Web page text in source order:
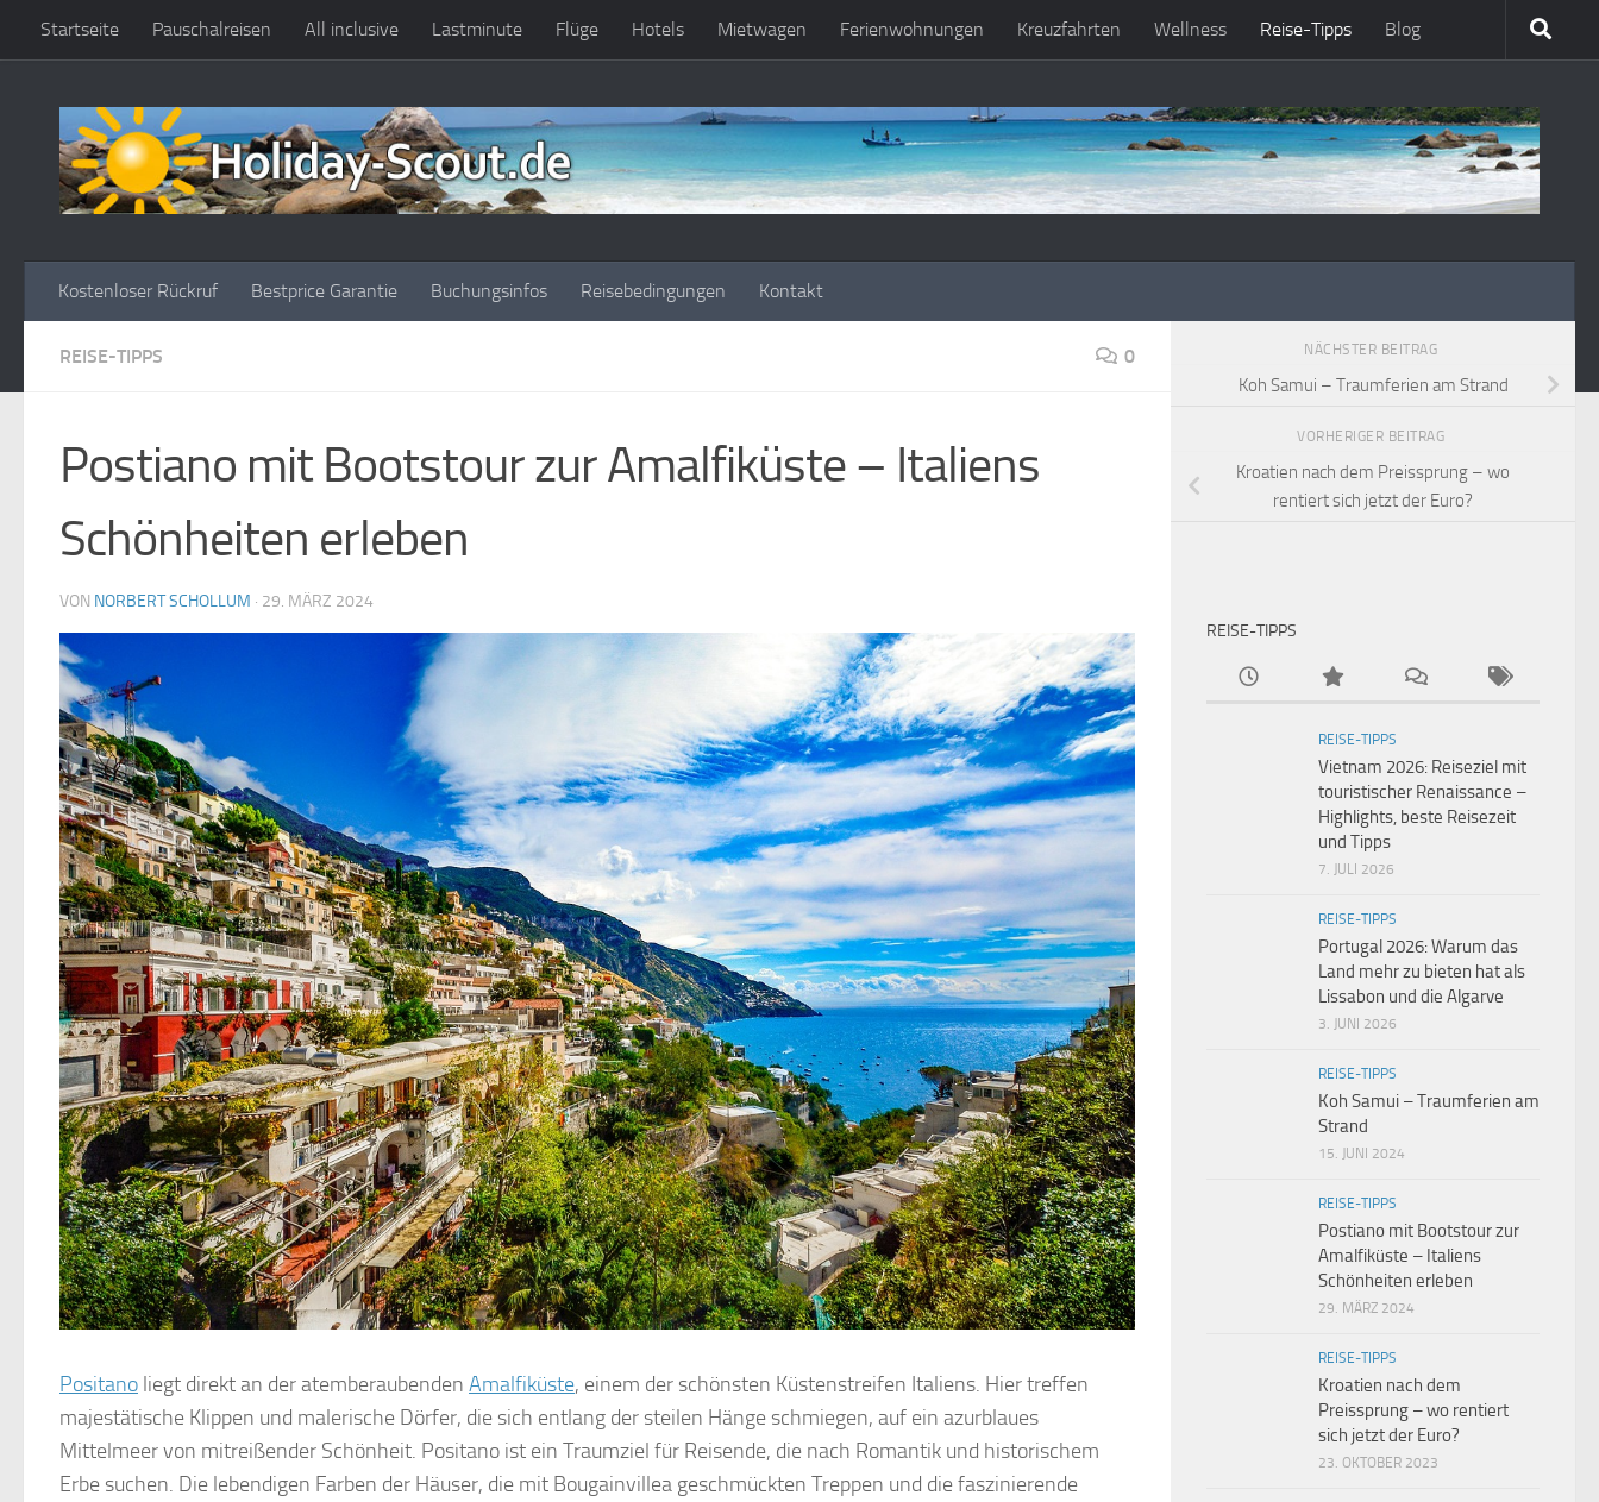
Zum Inhalt springen
Startseite Pauschalreisen All inclusive Lastminute Flüge Hotels Mietwagen Ferienwohnungen Kreuzfahrten Wellness Reise-Tipps Blog
Kostenloser Rückruf Bestprice Garantie Buchungsinfos Reisebedingungen Kontakt
REISE-TIPPS 0
Postiano mit Bootstour zur Amalfiküste – Italiens
Schönheiten erleben
VON NORBERT SCHOLLUM · 29. MÄRZ 2024
Positano liegt direkt an der atemberaubenden Amalfiküste, einem der schönsten Küstenstreifen Italiens. Hier treffen
majestätische Klippen und malerische Dörfer, die sich entlang der steilen Hänge schmiegen, auf ein azurblaues
Mittelmeer von mitreißender Schönheit. Positano ist ein Traumziel für Reisende, die nach Romantik und historischem
Erbe suchen. Die lebendigen Farben der Häuser, die mit Bougainvillea geschmückten Treppen und die faszinierende
NÄCHSTER BEITRAG
Koh Samui – Traumferien am Strand
VORHERIGER BEITRAG
Kroatien nach dem Preissprung – wo
rentiert sich jetzt der Euro?
REISE-TIPPS
REISE-TIPPS
Vietnam 2026: Reiseziel mit
touristischer Renaissance –
Highlights, beste Reisezeit
und Tipps
7. JULI 2026
REISE-TIPPS
Portugal 2026: Warum das
Land mehr zu bieten hat als
Lissabon und die Algarve
3. JUNI 2026
REISE-TIPPS
Koh Samui – Traumferien am
Strand
15. JUNI 2024
REISE-TIPPS
Postiano mit Bootstour zur
Amalfiküste – Italiens
Schönheiten erleben
29. MÄRZ 2024
REISE-TIPPS
Kroatien nach dem
Preissprung – wo rentiert
sich jetzt der Euro?
23. OKTOBER 2023